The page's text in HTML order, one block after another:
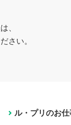
、
さい。
ル・プリのお仕